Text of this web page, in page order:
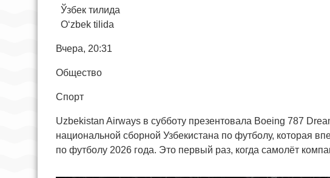
Ўзбек тилида
O‘zbek tilida
Вчера, 20:31
Общество
Спорт
Uzbekistan Airways в субботу презентовала Boeing 787
национальной сборной Узбекистана по футболу, которая
по футболу 2026 года. Это первый раз, когда самолёт